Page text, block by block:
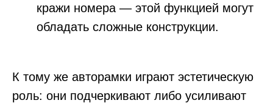
кражи номера — этой функцией могут
обладать сложные конструкции.
К тому же авторамки играют эстетическую
роль: они подчеркивают либо усиливают